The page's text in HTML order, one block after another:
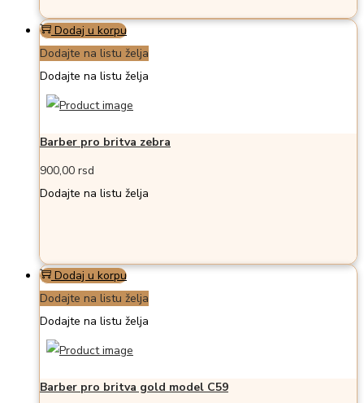
Dodaj u korpu
Dodajte na listu želja
Dodajte na listu želja
Barber pro britva zebra
900,00 rsd
Dodajte na listu želja
Dodaj u korpu
Dodajte na listu želja
Dodajte na listu želja
Barber pro britva gold model C59